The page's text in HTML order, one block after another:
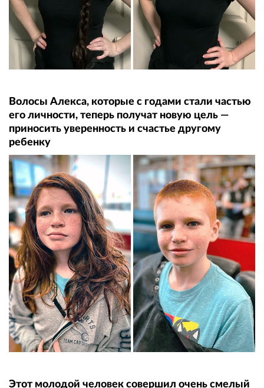
Волосы Алекса, которые с годами стали частью
его личности, теперь получат новую цель —
приносить уверенность и счастье другому
ребенку
Этот молодой человек совершил очень смелый